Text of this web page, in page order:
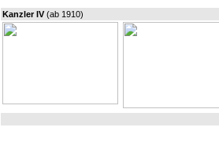
Kanzler IV (ab 1910)